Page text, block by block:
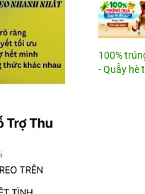
100%
- Quẫy hè